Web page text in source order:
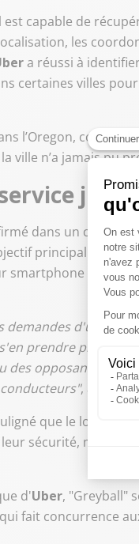
est capable de
les
a réussi à
certaines villes
l’Oregon, comme
ville n’a jamais pu
dans un
principal était
pour les
demandes
prendre
opposants qui
, a
que le logiciel
sécurité, mais
d'Uber, "Greyball"
fait concurrence